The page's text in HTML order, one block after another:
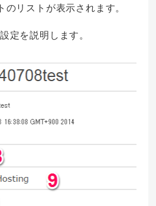
リストが表示されます。
定を説明します。